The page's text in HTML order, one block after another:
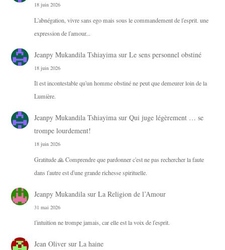
18 juin 2026
L'abnégation, vivre sans ego mais sous le commandement de l'esprit. une
expression de l'amour...
Jeanpy Mukandila Tshiayimasur Le sens personnel obstiné
18 juin 2026
Il est incontestable qu'un homme obstiné ne peut que demeurer loin de la
Lumière.
Jeanpy Mukandila Tshiayimasur Qui juge légèrement … se
trompe lourdement!
18 juin 2026
Gratitude 🙏 Comprendre que pardonner c'est ne pas rechercher la faute
dans l'autre est d'une grande richesse spirituelle.
Jeanpy Mukandilasur La Religion de l’Amour
31 mai 2026
l'intuition ne trompe jamais, car elle est la voix de l'esprit.
Jean Oliversur La haine